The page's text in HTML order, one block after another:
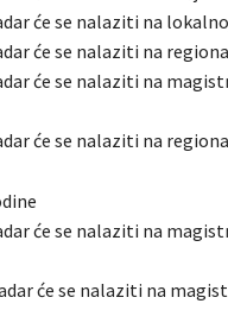
će se nalaziti na
će se nalaziti na
će se nalaziti na
će se nalaziti na
će se nalaziti na
će se nalaziti na